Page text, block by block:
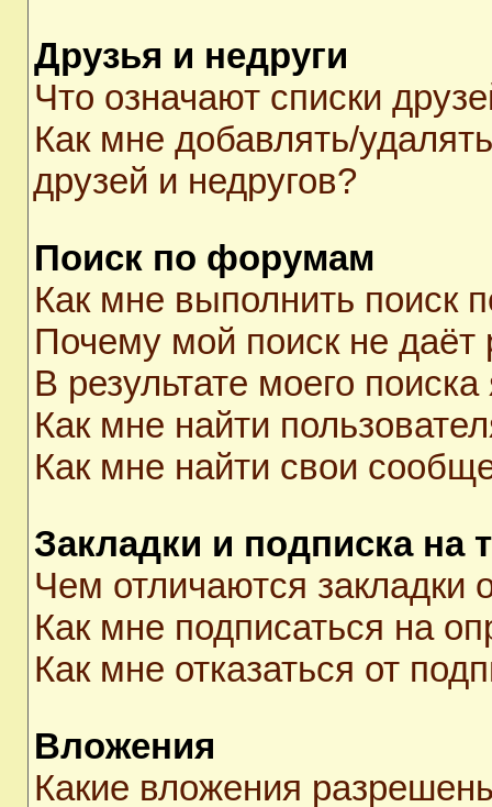
Друзья и недруги
Что означают списки
Как мне добавлять/
друзей и недругов?
Поиск по форумам
Как мне выполнить
Почему мой поиск не даёт
В результате моего
Как мне найти
Как мне найти свои
Закладки и подписка на
Чем отличаются закладки
Как мне подписаться на
Как мне отказаться от
Вложения
Какие вложения